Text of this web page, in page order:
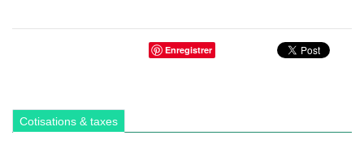
Enregistrer
Cotisations & taxes